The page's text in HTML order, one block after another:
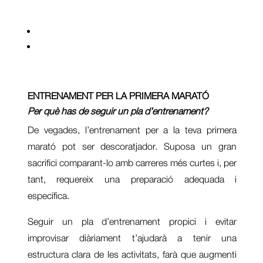
ENTRENAMENT PER LA PRIMERA MARATÓ
Per què has de seguir un pla d’entrenament?
De vegades, l’entrenament per a la teva primera
marató pot ser descoratjador. Suposa un gran
sacrifici comparant-lo amb carreres més curtes i, per
tant, requereix una preparació adequada i
específica.
Seguir un pla d’entrenament propici i evitar
improvisar diàriament t’ajudarà a tenir una
estructura clara de les activitats, farà que augmenti